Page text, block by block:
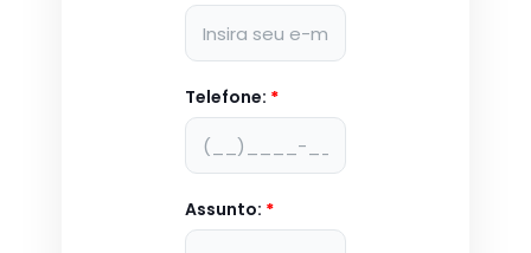
Telefone: *
Assunto: *